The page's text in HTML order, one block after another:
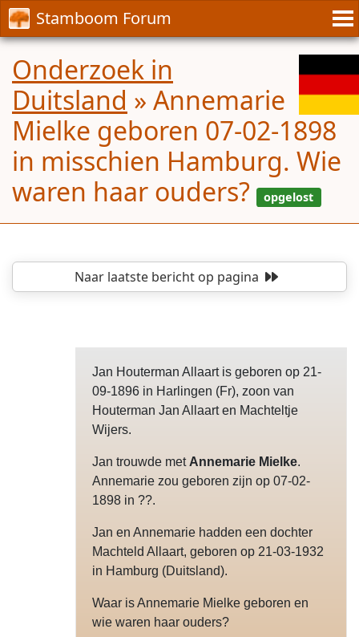
Stamboom Forum
Onderzoek in
Duitsland » Annemarie
Mielke geboren 07-02-1898
in misschien Hamburg. Wie
waren haar ouders?
Naar laatste berichtop pagina
Jan Houterman Allaart is geboren op 21-
09-1896 in Harlingen (Fr), zoon van
Houterman Jan Allaart en Machteltje
Wijers.
Jan trouwde met Annemarie Mielke.
Annemarie zou geboren zijn op 07-02-
1898 in ??.
Jan en Annemarie hadden een dochter
Machteld Allaart, geboren op 21-03-1932
in Hamburg (Duitsland).
Waar is Annemarie Mielke geboren en
wie waren haar ouders?